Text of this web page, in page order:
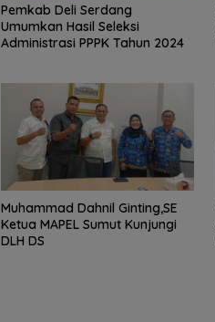
Pemkab Deli Serdang
Umumkan Hasil Seleksi
Administrasi PPPK Tahun 2024
Muhammad Dahnil Ginting,SE
Ketua MAPEL Sumut Kunjungi
DLH DS